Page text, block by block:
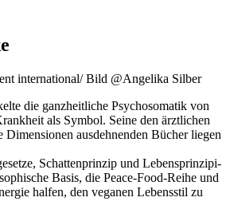
international/ Bild @Angelika Silber
die ganz­heit­li­che Psy­cho­so­ma­tik von
als Sym­bol. Sei­ne den ärzt­li­chen
aus­deh­nen­den Bücher lie­gen
Schat­ten­prin­zip und Lebens­prin­zi­pi­
Basis, die Peace-Food-Rei­he und
hal­fen, den vega­nen Lebens­stil zu